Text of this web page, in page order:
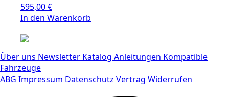
595,00€
In den Warenkorb
Über uns Newsletter Katalog Anleitungen Kompatible
Fahrzeuge
ABG Impressum Datenschutz Vertrag Widerrufen